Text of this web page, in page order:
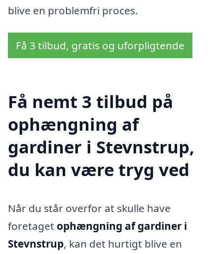
blive en problemfri proces.
Få 3 tilbud, gratis og uforpligtende
Få nemt 3 tilbud på
ophængning af
gardiner i Stevnstrup,
du kan være tryg ved
Når du står overfor at skulle have
foretaget ophængning af gardiner i
Stevnstrup, kan det hurtigt blive en